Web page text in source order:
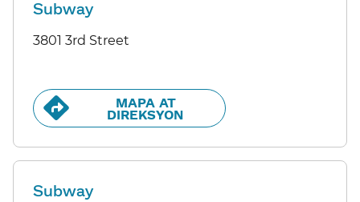
Subway
3801 3rd Street
MAPA AT
DIREKSYON​​
Subway